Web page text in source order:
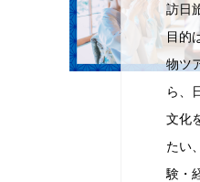
訪日
目的
物ツ
ら、
文化
たい
験・